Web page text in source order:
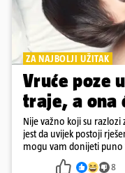
ZA NAJBOLJI UŽITAK
Vruće poze
traje, a ona
Nije važno koji su
jest da uvijek postoji
mogu vam donijeti puno
8